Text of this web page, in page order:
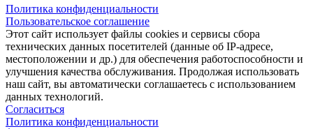
Политика конфиденциальности
Пользовательское соглашение
Этот сайт использует файлы cookies и сервисы сбора
технических данных посетителей (данные об IP-адресе,
местоположении и др.) для обеспечения работоспособности и
улучшения качества обслуживания. Продолжая использовать
наш сайт, вы автоматически соглашаетесь с использованием
данных технологий.
Согласиться
Политика конфиденциальности